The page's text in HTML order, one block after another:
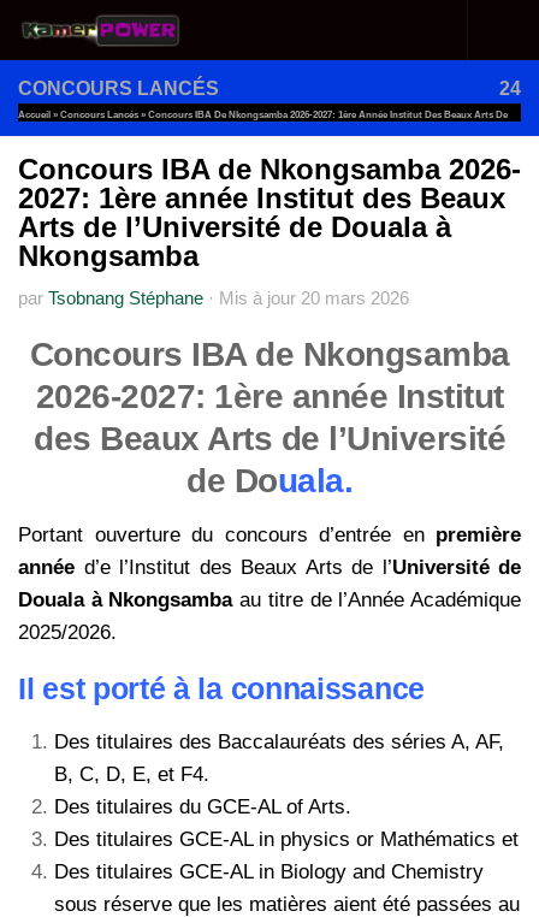
Au dessous du contenu
CONCOURS LANCÉS 24
Accueil » Concours Lancés » Concours IBA De Nkongsamba 2026-2027: 1ère Année Institut Des Beaux Arts De
L’Université De Douala À Nkongsamba
Concours IBA de Nkongsamba 2026-
2027: 1ère année Institut des Beaux
Arts de l’Université de Douala à
Nkongsamba
par Tsobnang Stéphane · Mis à jour 20 mars 2026
Concours IBA de Nkongsamba
2026-2027: 1ère année Institut
des Beaux Arts de l’Université
de Douala.
Portant ouverture du concours d’entrée en première
année d’e l’Institut des Beaux Arts de l’Université de
Douala à Nkongsambaau titre de l’Année Académique
2025/2026.
Il est porté à la connaissance
Des titulaires des Baccalauréats des séries A, AF,
B, C, D, E, et F4.
Des titulaires du GCE-AL of Arts.
Des titulaires GCE-AL in physics or Mathématics et
Des titulaires GCE-AL in Biology and Chemistry
sous réserve que les matières aient été passées au